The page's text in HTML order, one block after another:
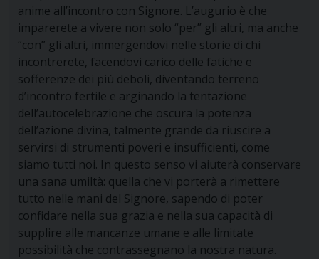
anime all’incontro con Signore. L’augurio è che
imparerete a vivere non solo “per” gli altri, ma anche
“con” gli altri, immergendovi nelle storie di chi
incontrerete, facendovi carico delle fatiche e
sofferenze dei più deboli, diventando terreno
d’incontro fertile e arginando la tentazione
dell’autocelebrazione che oscura la potenza
dell’azione divina, talmente grande da riuscire a
servirsi di strumenti poveri e insufficienti, come
siamo tutti noi. In questo senso vi aiuterà conservare
una sana umiltà: quella che vi porterà a rimettere
tutto nelle mani del Signore, sapendo di poter
confidare nella sua grazia e nella sua capacità di
supplire alle mancanze umane e alle limitate
possibilità che contrassegnano la nostra natura.